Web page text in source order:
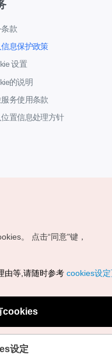
条款
息保护政策
设置
的说明
服务使用条款
置信息处理方针
所有
。
点击“同意"键，
由等,请随时参考 cookies设
cookies
设定